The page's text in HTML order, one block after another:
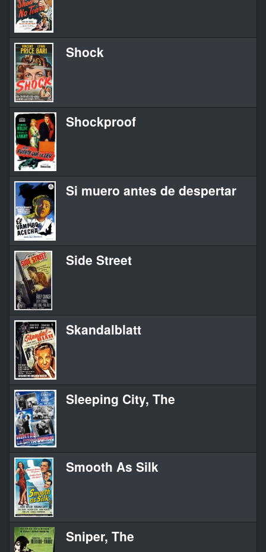
Shock
Shockproof
Si muero antes de despertar
Side Street
Skandalblatt
Sleeping City, The
Smooth As Silk
Sniper, The